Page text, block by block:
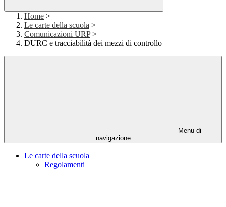
Home >
Le carte della scuola >
Comunicazioni URP >
DURC e tracciabilità dei mezzi di controllo
Menu di
navigazione
Le carte della scuola
Regolamenti